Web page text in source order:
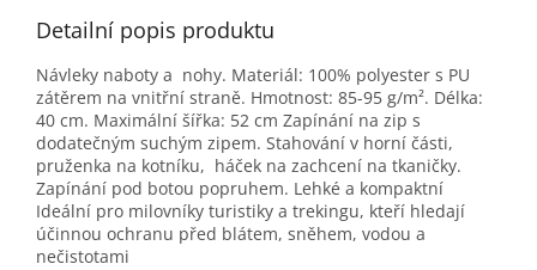
Detailní popis produktu
Návleky naboty a nohy. Materiál: 100% polyester s PU
zátěrem na vnitřní straně. Hmotnost: 85-95 g/m². Délka:
40 cm. Maximální šířka: 52 cm Zapínání na zip s
dodatečným suchým zipem. Stahování v horní části,
pruženka na kotníku, háček na zachcení na tkaničky.
Zapínání pod botou popruhem. Lehké a kompaktní
Ideální pro milovníky turistiky a trekingu, kteří hledají
účinnou ochranu před blátem, sněhem, vodou a
nečistotami